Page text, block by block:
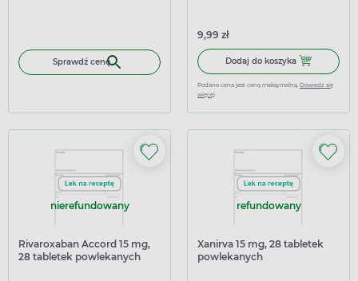
Sprawdź cenę
9,99 zł
Dodaj do koszyka Dodaj do
Podana cena jest ceną maksymalną. Dowiedz się
więcej
nierefundowany
Rivaroxaban Accord 15 mg,
28 tabletek powlekanych
refundowany
Xanirva 15 mg, 28 tabletek
powlekanych